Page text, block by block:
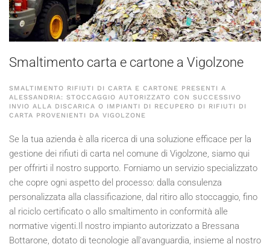
Smaltimento carta e cartone a Vigolzone
SMALTIMENTO RIFIUTI DI CARTA E CARTONE PRESENTI A
ALESSANDRIA: STOCCAGGIO AUTORIZZATO CON SUCCESSIVO
INVIO ALLA DISCARICA O IMPIANTI DI RECUPERO DI RIFIUTI DI
CARTA PROVENIENTI DA VIGOLZONE
Se la tua azienda è alla ricerca di una soluzione efficace per la
gestione dei rifiuti di carta nel comune di Vigolzone, siamo qui
per offrirti il nostro supporto. Forniamo un servizio specializzato
che copre ogni aspetto del processo: dalla consulenza
personalizzata alla classificazione, dal ritiro allo stoccaggio, fino
al riciclo certificato o allo smaltimento in conformità alle
normative vigenti.Il nostro impianto autorizzato a Bressana
Bottarone, dotato di tecnologie all'avanguardia, insieme al nostro